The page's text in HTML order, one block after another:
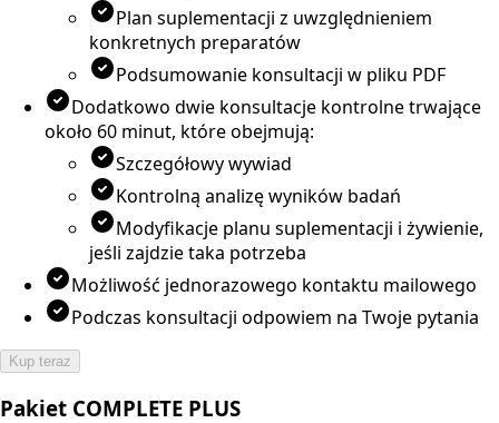
Plan suplementacji z uwzględnieniem
konkretnych preparatów
Podsumowanie konsultacji w pliku PDF
Dodatkowo dwie konsultacje kontrolne trwające
około 60 minut, które obejmują:
Szczegółowy wywiad
Kontrolną analizę wyników badań
Modyfikacje planu suplementacji i żywienie,
jeśli zajdzie taka potrzeba
Możliwość jednorazowego kontaktu mailowego
Podczas konsultacji odpowiem na Twoje pytania
Kup teraz
Pakiet COMPLETE PLUS